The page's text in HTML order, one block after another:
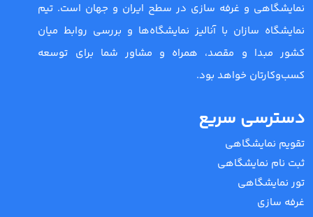
نمایشگاهی و غرفه سازی در سطح ایران و جهان است. تیم
نمایشگاه سازان با آنالیز نمایشگاه‌ها و بررسی روابط میان
کشور مبدا و مقصد، همراه و مشاور شما برای توسعه
کسب‌وکارتان خواهد بود.
دسترسی سریع
تقویم نمایشگاهی
ثبت نام نمایشگاهی
تور نمایشگاهی
غرفه سازی